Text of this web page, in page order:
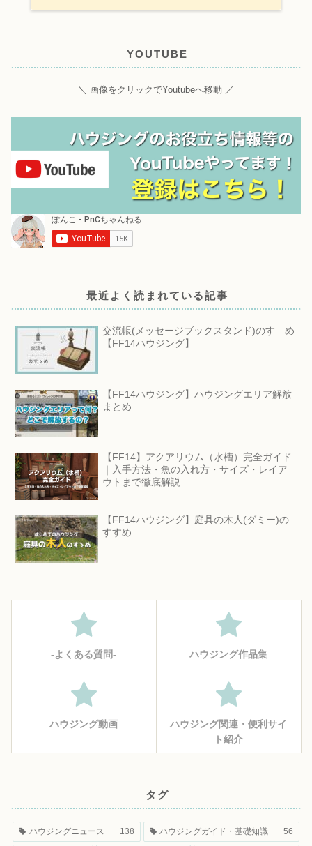
YOUTUBE
＼ 画像をクリックでYoutubeへ移動 ／
最近よく読まれている記事
交流帳(メッセージブックスタンド)のすゝめ
【FF14ハウジング】
【FF14ハウジング】ハウジングエリア解放
まとめ
【FF14】アクアリウム（水槽）完全ガイド
｜入手方法・魚の入れ方・サイズ・レイア
ウトまで徹底解説
【FF14ハウジング】庭具の木人(ダミー)の
すすめ
‐よくある質問‐ ハウジング作品集
ハウジング動画
ハウジング関連・便利サイ
ト紹介
タグ
ハウジングニュース 138 ハウジングガイド・基礎知識 56